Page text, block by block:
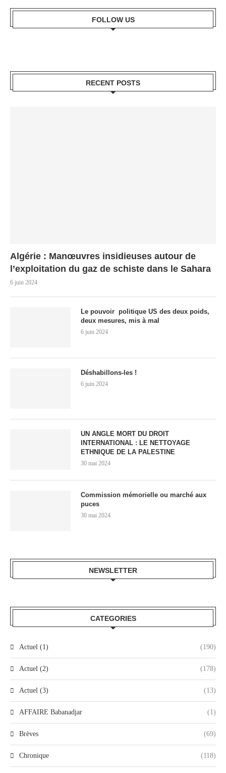
FOLLOW US
RECENT POSTS
Algérie : Manœuvres insidieuses autour de
l’exploitation du gaz de schiste dans le Sahara
6 juin 2024
Le pouvoir politique US des deux poids,
deux mesures, mis à mal
6 juin 2024
Déshabillons-les !
6 juin 2024
UN ANGLE MORT DU DROIT
INTERNATIONAL : LE NETTOYAGE
ETHNIQUE DE LA PALESTINE
30 mai 2024
Commission mémorielle ou marché aux
puces
30 mai 2024
NEWSLETTER
CATEGORIES
Actuel (1) (190)
Actuel (2) (178)
Actuel (3) (13)
AFFAIRE Babanadjar (1)
Brèves (69)
Chronique (118)